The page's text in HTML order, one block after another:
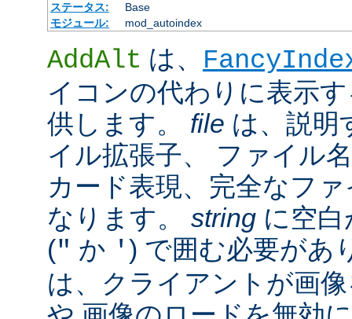
ステータス:
Base
モジュール:
mod_autoindex
AddAlt は、
イコンの代わりに表示
供します。 file は、説明
イル拡張子、 ファイル
カード表現、完全なフ
なります。 string に空
(" か ' ) で囲む必要があ
は、クライアントが画